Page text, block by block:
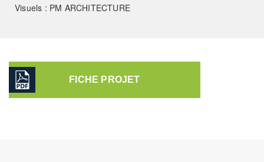
Visuels : PM ARCHITECTURE
FICHE PROJET